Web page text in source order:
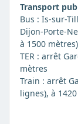
Transport
Bus : Is-sur-
Dijon-Porte-
à 1500 mètres)
TER : arrêt
mètres
Train : arrêt
lignes), à